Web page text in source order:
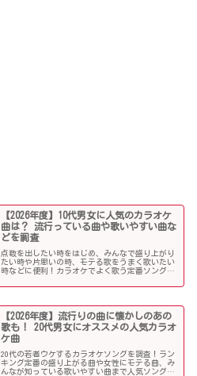
【2026年度】10代男女に人気のカラオケ
曲は？ 流行っている曲や歌いやすい曲な
どを調査
点数を出したい時をはじめ、みんなで盛り上がり
たい時や片思いの時、モテる歌をうまく歌いたい
時などに便利！カラオケでよく歌う定番ソングか
っ盛りの10代男子・女子にオススメの人気カラオ
【2026年度】流行りの曲に懐かしのあの
歌も！ 20代男女にオススメの人気カラオ
ケ曲
20代の若者ウケするカラオケソングを調査！ラン
キング定番の盛り上がる曲や女性にモテる曲、み
んなが知っている歌いやすい曲まで人気ソングが